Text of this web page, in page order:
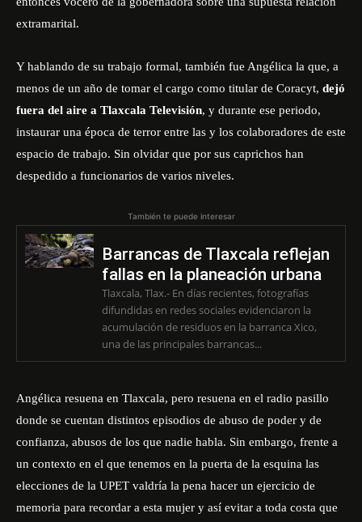
extramarital.
Y hablando de su trabajo formal, también fue Angélica la que, a
menos de un año de tomar el cargo como titular de Coracyt, dejó
fuera del aire a Tlaxcala Televisión, y durante ese periodo,
instaurar una época de terror entre las y los colaboradores de este
espacio de trabajo. Sin olvidar que por sus caprichos han
despedido a funcionarios de varios niveles.
También te puede interesar
Barrancas de Tlaxcala reflejan
fallas en la planeación urbana
Tlaxcala, Tlax.- En días recientes, fotografías
difundidas en redes sociales evidenciaron la
acumulación de residuos en la barranca Xico,
una de las principales barrancas...
Angélica resuena en Tlaxcala, pero resuena en el radio pasillo
donde se cuentan distintos episodios de abuso de poder y de
confianza, abusos de los que nadie habla. Sin embargo, frente a
un contexto en el que tenemos en la puerta de la esquina las
elecciones de la UPET valdría la pena hacer un ejercicio de
memoria para recordar a esta mujer y así evitar a toda costa que